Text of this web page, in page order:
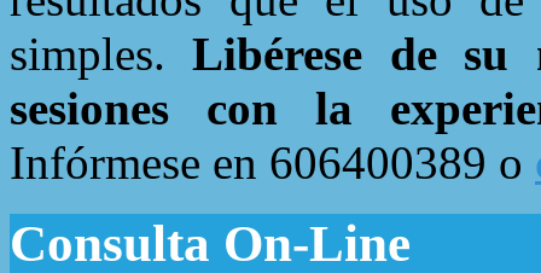
simples.Libérese de
sesiones con la
Infórmese en 606400389 o
Consulta On-Line